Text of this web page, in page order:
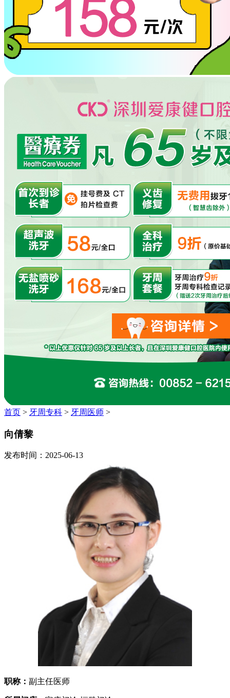
首页 > 牙周专科 > 牙周医师 >
向倩黎
发布时间：2025-06-13
职称： 副主任医师